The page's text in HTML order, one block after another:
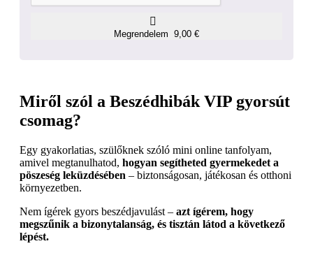
Megrendelem 9,00 €
Miről szól a Beszédhibák VIP gyorsút
csomag?
Egy gyakorlatias, szülőknek szóló mini online tanfolyam,
amivel megtanulhatod, hogyan segítheted gyermekedet a
pöszeség leküzdésében – biztonságosan, játékosan és otthoni
környezetben.
Nem ígérek gyors beszédjavulást – azt ígérem, hogy
megszűnik a bizonytalanság, és tisztán látod a következő
lépést.